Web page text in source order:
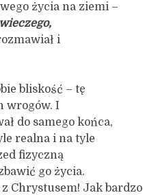
życia na ziemi –
i
bliskość – tę
wrogów. I
do samego końca,
realna i na tyle
fizyczną
go życia.
Chrystusem! Jak bardzo